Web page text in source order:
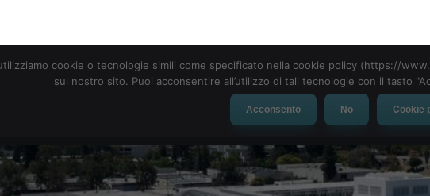
Hardware & Software Device Social Network App
Acconsento No Cookie